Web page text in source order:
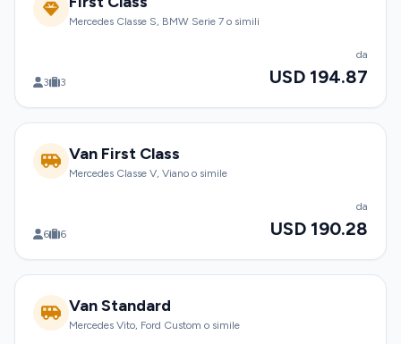
Mercedes Classe S, BMW Serie 7 o simili
3 3
da
USD 194.87
Van First Class
Mercedes Classe V, Viano o simile
6 6
da
USD 190.28
Van Standard
Mercedes Vito, Ford Custom o simile